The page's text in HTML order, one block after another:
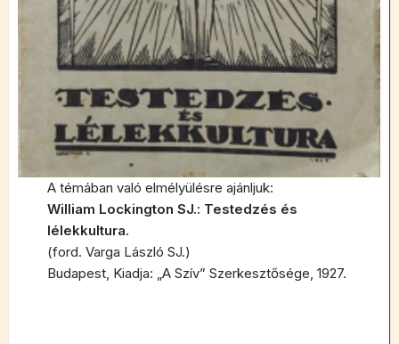
A témában való elmélyülésre ajánljuk:
William Lockington SJ.: Testedzés és
lélekkultura.
(ford. Varga László SJ.)
Budapest, Kiadja: „A Szív” Szerkesztősége, 1927.